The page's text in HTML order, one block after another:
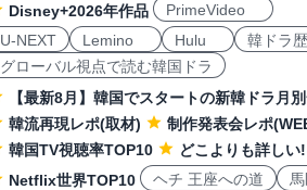
Disney+2026年作品
PrimeVideo
U-NEXT
Lemino Hulu
韓ドラ
グローバル視点で読む韓国ドラ
【最新8月】韓国でスタートの新韓ドラ月
韓流再現レポ(取材)
制作発表会レポ
韓国TV視聴率TOP10
どこよりも詳しい
Netflix世界TOP10
ヘチ 王座への道